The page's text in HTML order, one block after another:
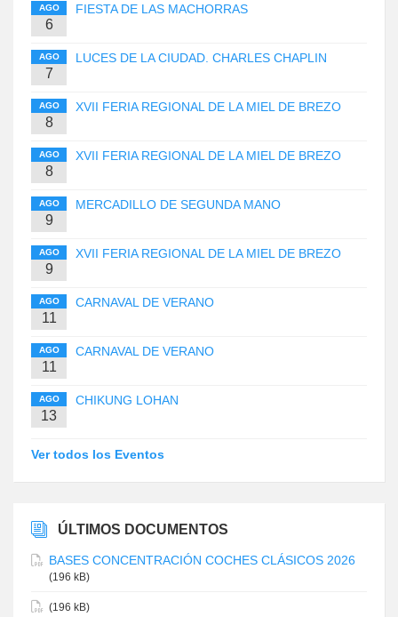
AGO
6
FIESTA DE LAS MACHORRAS
AGO
7
LUCES DE LA CIUDAD. CHARLES CHAPLIN
AGO
8
XVII FERIA REGIONAL DE LA MIEL DE BREZO
AGO
8
XVII FERIA REGIONAL DE LA MIEL DE BREZO
AGO
9
MERCADILLO DE SEGUNDA MANO
AGO
9
XVII FERIA REGIONAL DE LA MIEL DE BREZO
AGO
11
CARNAVAL DE VERANO
AGO
11
CARNAVAL DE VERANO
AGO
13
CHIKUNG LOHAN
Ver todos los Eventos
ÚLTIMOS DOCUMENTOS
BASES CONCENTRACIÓN COCHES CLÁSICOS 2026
(196 kB)
(196 kB)